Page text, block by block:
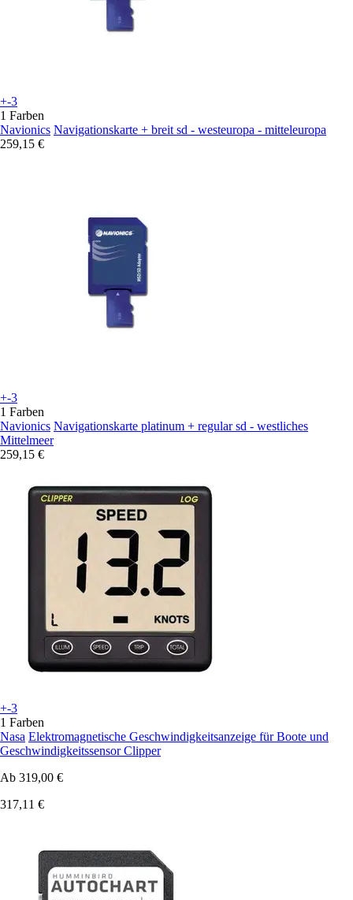
+-3
1 Farben
Navionics Navigationskarte + breit sd - westeuropa - mitteleuropa
259,15 €
+-3
1 Farben
Navionics Navigationskarte platinum + regular sd - westliches
Mittelmeer
259,15 €
+-3
1 Farben
Nasa Elektromagnetische Geschwindigkeitsanzeige für Boote und
Geschwindigkeitssensor Clipper
Ab 319,00 €
317,11 €